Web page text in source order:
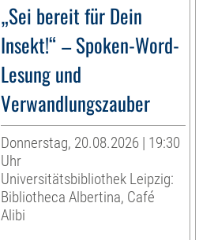
„Sei bereit für Dein
Insekt!“ – Spoken-Word-
Lesung und
Verwandlungszauber
Donnerstag, 20.08.2026 | 19:30
Uhr
Universitätsbibliothek Leipzig:
Bibliotheca Albertina, Café
Alibi